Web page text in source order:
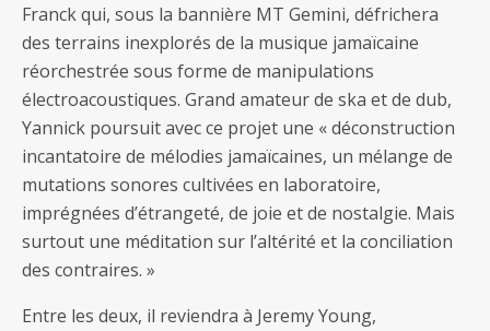
Franck qui, sous la bannière MT Gemini, défrichera
des terrains inexplorés de la musique jamaïcaine
réorchestrée sous forme de manipulations
électroacoustiques. Grand amateur de ska et de dub,
Yannick poursuit avec ce projet une « déconstruction
incantatoire de mélodies jamaïcaines, un mélange de
mutations sonores cultivées en laboratoire,
imprégnées d’étrangeté, de joie et de nostalgie. Mais
surtout une méditation sur l’altérité et la conciliation
des contraires. »
Entre les deux, il reviendra à Jeremy Young,